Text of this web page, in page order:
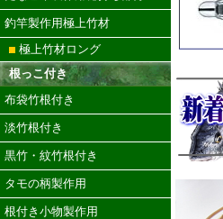
釣竿製作用極上竹材
極上竹材ロング
根っこ付き
布袋竹根付き
淡竹根付き
黒竹・紋竹根付き
タモの柄製作用
根付き小物製作用